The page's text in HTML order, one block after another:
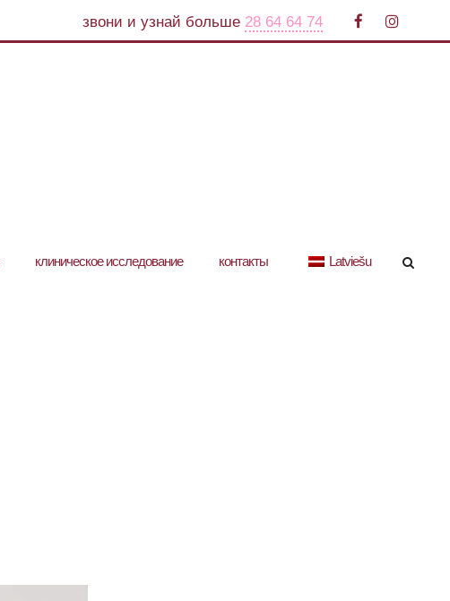
звони и узнай больше 28 64 64 74
клиническое исследование контакты Latviešu